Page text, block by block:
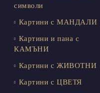
символи
Картини с МАНДАЛИ
Картини и пана с
КАМЪНИ
Картини с ЖИВОТНИ
Картини с ЦВЕТЯ